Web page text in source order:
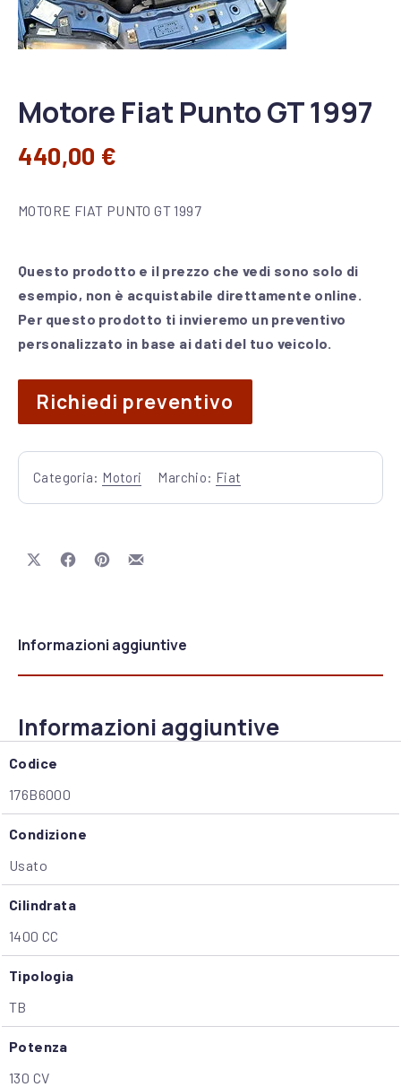
Motore Fiat Punto GT 1997
440,00 €
MOTORE FIAT PUNTO GT 1997
Questo prodotto e il prezzo che vedi sono solo di
esempio, non è acquistabile direttamente online.
Per questo prodotto ti invieremo un preventivo
personalizzato in base ai dati del tuo veicolo.
Richiedi preventivo
Categoria: Motori Marchio: Fiat
Share on XShare on Facebook
Share on Pinterest
Share by Email
Informazioni aggiuntive
Informazioni aggiuntive
Codice
176B6000
Condizione
Usato
Cilindrata
1400 CC
Tipologia
TB
Potenza
130 CV